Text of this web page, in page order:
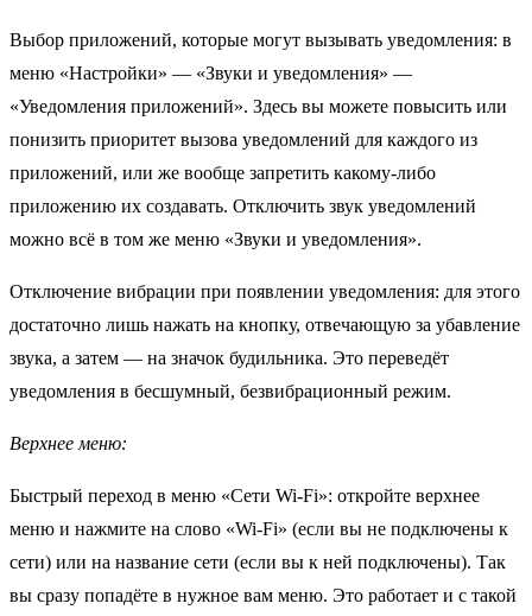
Выбор приложений, которые могут вызывать уведомления: в
меню «Настройки» — «Звуки и уведомления» —
«Уведомления приложений». Здесь вы можете повысить или
понизить приоритет вызова уведомлений для каждого из
приложений, или же вообще запретить какому-либо
приложению их создавать. Отключить звук уведомлений
можно всё в том же меню «Звуки и уведомления».
Отключение вибрации при появлении уведомления: для этого
достаточно лишь нажать на кнопку, отвечающую за убавление
звука, а затем — на значок будильника. Это переведёт
уведомления в бесшумный, безвибрационный режим.
Верхнее меню:
Быстрый переход в меню «Сети Wi-Fi»: откройте верхнее
меню и нажмите на слово «Wi-Fi» (если вы не подключены к
сети) или на название сети (если вы к ней подключены). Так
вы сразу попадёте в нужное вам меню. Это работает и с такой